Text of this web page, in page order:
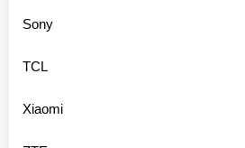
Sony
TCL
Xiaomi